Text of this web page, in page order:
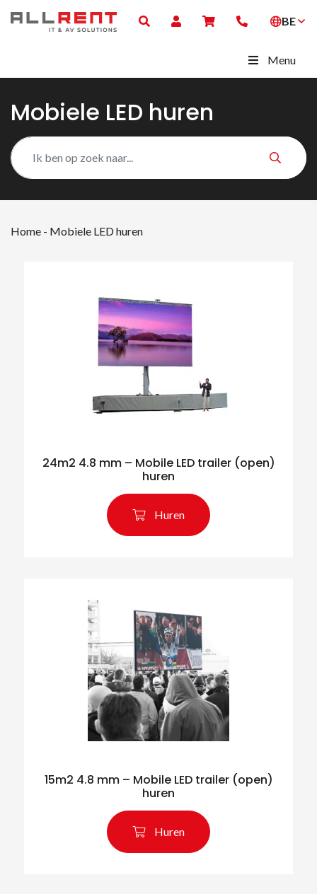
BE
Menu
Mobiele LED huren
Home - Mobiele LED huren
24m2 4.8 mm – Mobile LED trailer (open)
huren
Huren
15m2 4.8 mm – Mobile LED trailer (open)
huren
Huren